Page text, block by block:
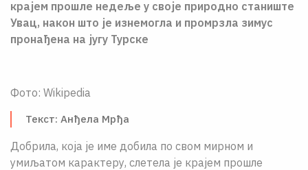
О НАМА
ЦПН
крајем прошле недеље у своје природно станиште
Увац, након што је изнемогла и промрзла зимус
пронађена на југу Турске
Фото: Wikipedia
Текст: Анђела Мрђа
Добрила, којa је име добила по свом мирном и
умиљатом карактеру, слетела је крајем прошле